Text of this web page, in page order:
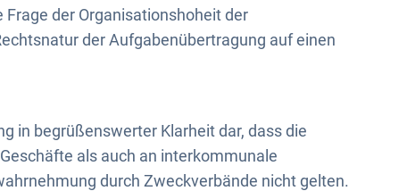
der Organisationshoheit der
der Aufgabenübertragung auf einen
in begrüßenswerter Klarheit dar, dass die
als auch an interkommunale
durch Zweckverbände nicht gelten.